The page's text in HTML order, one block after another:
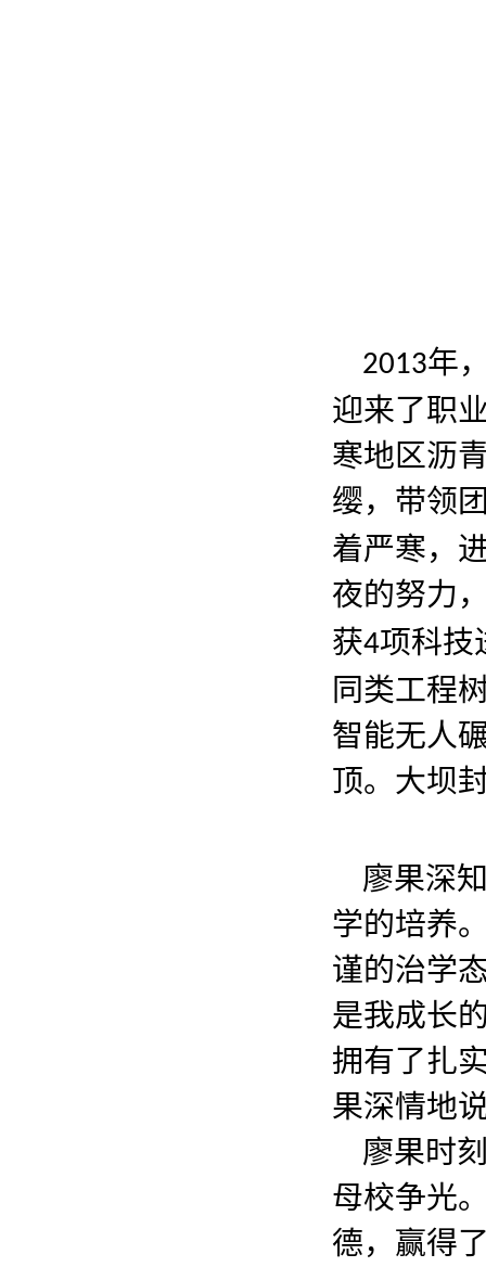
2013年
迎来了职
寒地区沥
缨，带领
着严寒，
夜的努力
获4项科技
同类工程
智能无人
顶。大坝
廖果深
学的培养
谨的治学
是我成长
拥有了扎
果深情地
廖果时
母校争光
德，赢得